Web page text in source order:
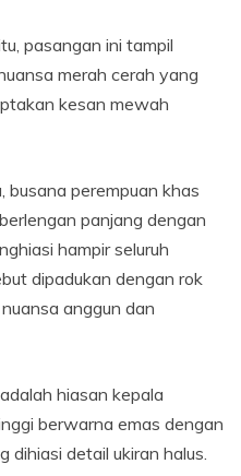
pasangan ini tampil
merah cerah yang
kesan mewah
busana perempuan khas
panjang dengan
hampir seluruh
dipadukan dengan rok
anggun dan
hiasan kepala
berwarna emas dengan
dihiasi detail ukiran halus.